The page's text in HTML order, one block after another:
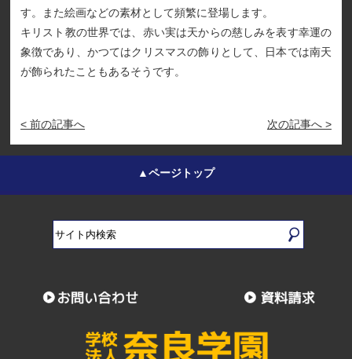
す。また絵画などの素材として頻繁に登場します。
キリスト教の世界では、赤い実は天からの慈しみを表す幸運の
象徴であり、かつてはクリスマスの飾りとして、日本では南天
が飾られたこともあるそうです。
< 前の記事へ 次の記事へ >
▲ページトップ